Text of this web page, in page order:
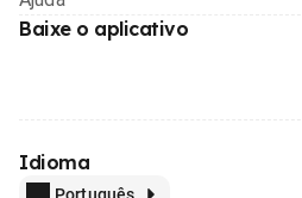
Baixe o aplicativo
Idioma